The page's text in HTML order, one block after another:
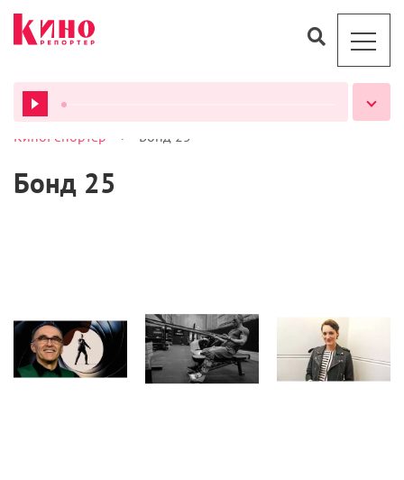
ВСЕ ПОДКАСТЫ
КиноРепортер > Бонд 25
Бонд 25